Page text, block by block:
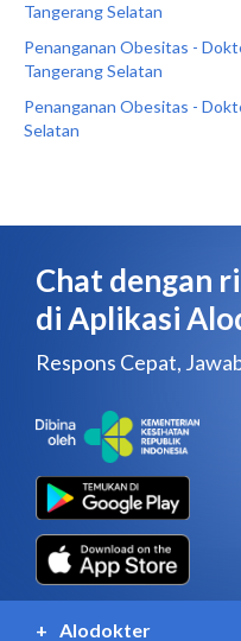
Tangerang Selatan
Penanganan Obesitas -
Tangerang Selatan
Penanganan Obesitas -
Selatan